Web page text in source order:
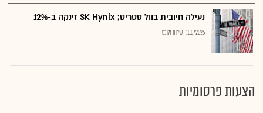
נעילה חיובית בוול סטריט; SK Hynix זינקה ב-12%
10.07.2026 שירות גלובס
הצעות פרסומיות